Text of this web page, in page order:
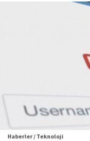
Haberler / Teknoloji